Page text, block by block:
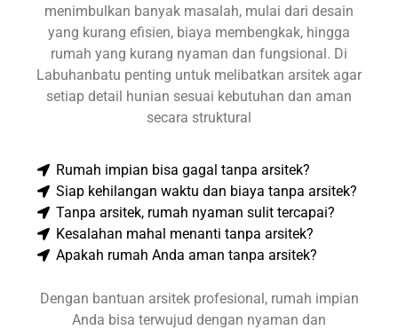
menimbulkan banyak masalah, mulai dari desain
yang kurang efisien, biaya membengkak, hingga
rumah yang kurang nyaman dan fungsional. Di
Labuhanbatu penting untuk melibatkan arsitek agar
setiap detail hunian sesuai kebutuhan dan aman
secara struktural
Rumah impian bisa gagal tanpa arsitek?
Siap kehilangan waktu dan biaya tanpa arsitek?
Tanpa arsitek, rumah nyaman sulit tercapai?
Kesalahan mahal menanti tanpa arsitek?
Apakah rumah Anda aman tanpa arsitek?
Dengan bantuan arsitek profesional, rumah impian
Anda bisa terwujud dengan nyaman dan